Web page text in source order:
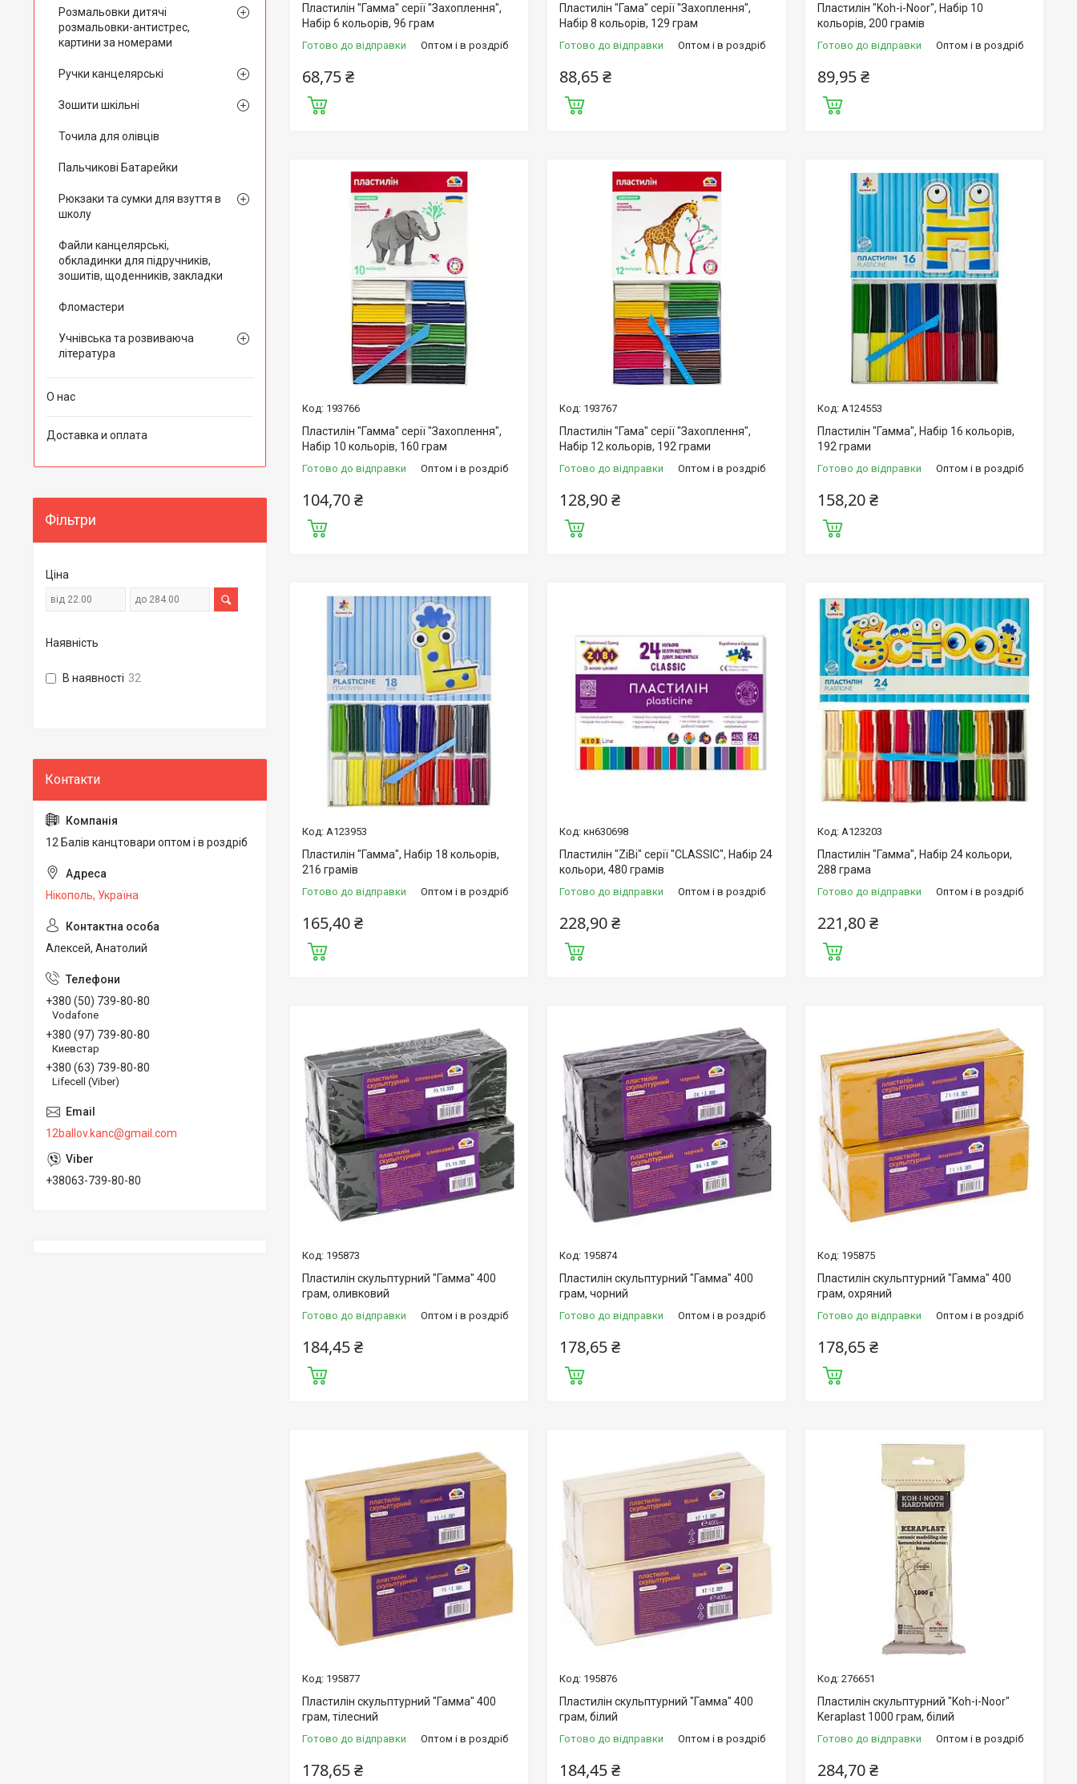
Пластилін "Гамма" серії "Захоплення",
Набір 6 кольорів, 96 грам
Готово до відправки Оптом і в роздріб
68,75 ₴
Пластилін "Гама" серії "Захоплення",
Набір 8 кольорів, 129 грам
Готово до відправки Оптом і в роздріб
88,65 ₴
Пластилін "Koh-i-Noor", Набір 10
кольорів, 200 грамів
Готово до відправки Оптом і в роздріб
89,95 ₴
193766
Пластилін "Гамма" серії "Захоплення",
Набір 10 кольорів, 160 грам
Готово до відправки Оптом і в роздріб
104,70 ₴
193767
Пластилін "Гама" серії "Захоплення",
Набір 12 кольорів, 192 грами
Готово до відправки Оптом і в роздріб
128,90 ₴
А124553
Пластилін "Гамма", Набір 16 кольорів,
192 грами
Готово до відправки Оптом і в роздріб
158,20 ₴
А123953
Пластилін "Гамма", Набір 18 кольорів,
216 грамів
Готово до відправки Оптом і в роздріб
165,40 ₴
кн630698
Пластилін "ZiBi" серії "CLASSIC", Набір 24
кольори, 480 грамів
Готово до відправки Оптом і в роздріб
228,90 ₴
А123203
Пластилін "Гамма", Набір 24 кольори,
288 грама
Готово до відправки Оптом і в роздріб
221,80 ₴
195873
Пластилін скульптурний "Гамма" 400
грам, оливковий
Готово до відправки Оптом і в роздріб
184,45 ₴
195874
Пластилін скульптурний "Гамма" 400
грам, чорний
Готово до відправки Оптом і в роздріб
178,65 ₴
195875
Пластилін скульптурний "Гамма" 400
грам, охряний
Готово до відправки Оптом і в роздріб
178,65 ₴
195877
Пластилін скульптурний "Гамма" 400
грам, тілесний
Готово до відправки Оптом і в роздріб
178,65 ₴
195876
Пластилін скульптурний "Гамма" 400
грам, білий
Готово до відправки Оптом і в роздріб
184,45 ₴
276651
Пластилін скульптурний "Koh-i-Noor"
Keraplast 1000 грам, білий
Готово до відправки Оптом і в роздріб
284,70 ₴
Розмальовки дитячі
розмальовки-антистрес,
картини за номерами
Ручки канцелярські
Зошити шкільні
Точила для олівців
Пальчикові Батарейки
Рюкзаки та сумки для взуття в
школу
Файли канцелярські,
обкладинки для підручників,
зошитів, щоденників, закладки
Фломастери
Учнівська та розвиваюча
література
О нас
Доставка и оплата
Фільтри
Ціна
Наявність
В наявності 32
12 Балів канцтовари оптом і в роздріб
Нікополь, Україна
Алексей, Анатолий
+380 (50) 739-80-80
Vodafone
+380 (97) 739-80-80
Киевстар
+380 (63) 739-80-80
Lifecell (Viber)
12ballov.kanc@gmail.com
+38063-739-80-80